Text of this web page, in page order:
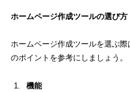
ホームページ作成ツールの選び方
ホームページ作成ツールを選ぶ際
のポイントを参考にしましょう。
機能